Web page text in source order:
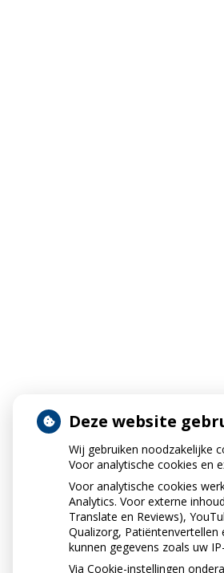
Deze website
Wij gebruiken noodzakelijke
Voor analytische cookies en
Voor analytische cookies
Analytics. Voor externe
Translate en Reviews),
Qualizorg,
kunnen gegevens zoals uw
Via Cookie-instellingen